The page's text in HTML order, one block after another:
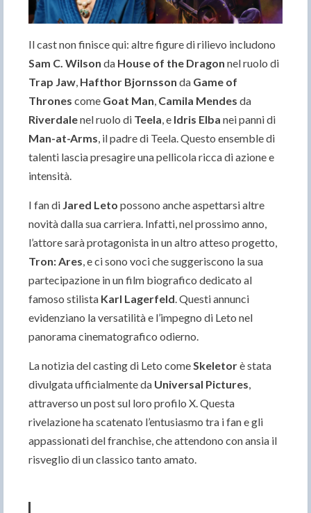
Il cast non finisce qui: altre figure di rilievo includono
Sam C. Wilson da House of the Dragon nel ruolo di
Trap Jaw Hafthor Bjornsson da Game of
Thrones come Goat Man Camila Mendes da
Riverdalenel ruolo di Teela , e Idris Elba nei panni di
Man-at-Arms , il padre di Teela. Questo ensemble di
talenti lascia presagire una pellicola ricca di azione e
intensità.
I fan di Jared Leto possono anche aspettarsi altre
novità dalla sua carriera. Infatti, nel prossimo anno,
l’attore sarà protagonista in un altro atteso progetto,
Tron: Ares , e ci sono voci che suggeriscono la sua
partecipazione in un film biografico dedicato al
famoso stilista Karl Lagerfeld . Questi annunci
evidenziano la versatilità e l’impegno di Leto nel
panorama cinematografico odierno.
La notizia del casting di Leto come Skeletorè stata
divulgata ufficialmente da Universal Pictures
attraverso un post sul loro profilo X. Questa
rivelazione ha scatenato l’entusiasmo tra i fan e gli
appassionati del franchise, che attendono con ansia il
risveglio di un classico tanto amato.